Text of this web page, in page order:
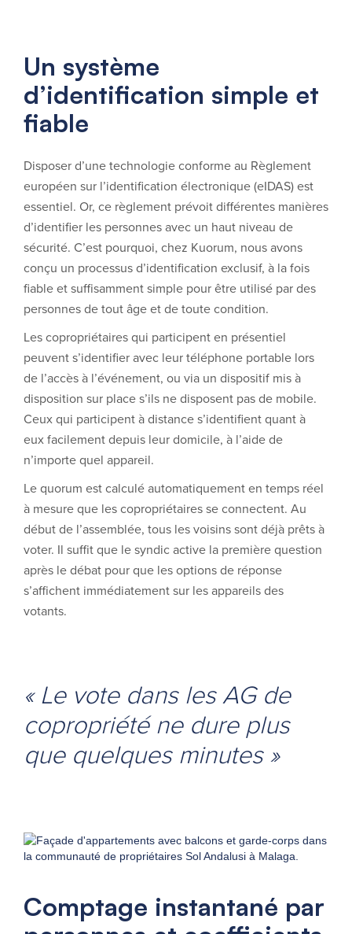
Un système
d’identification simple et
fiable
Disposer d’une technologie conforme au Règlement
européen sur l’identification électronique (eIDAS) est
essentiel. Or, ce règlement prévoit différentes manières
d’identifier les personnes avec un haut niveau de
sécurité. C’est pourquoi, chez Kuorum, nous avons
conçu un processus d’identification exclusif, à la fois
fiable et suffisamment simple pour être utilisé par des
personnes de tout âge et de toute condition.
Les copropriétaires qui participent en présentiel
peuvent s’identifier avec leur téléphone portable lors
de l’accès à l’événement, ou via un dispositif mis à
disposition sur place s’ils ne disposent pas de mobile.
Ceux qui participent à distance s’identifient quant à
eux facilement depuis leur domicile, à l’aide de
n’importe quel appareil.
Le quorum est calculé automatiquement en temps réel
à mesure que les copropriétaires se connectent. Au
début de l’assemblée, tous les voisins sont déjà prêts à
voter. Il suffit que le syndic active la première question
après le débat pour que les options de réponse
s’affichent immédiatement sur les appareils des
votants.
« Le vote dans les AG de
copropriété ne dure plus
que quelques minutes »
Comptage instantané par